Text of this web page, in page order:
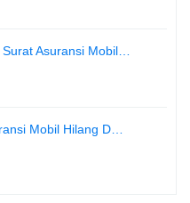
Asuransi Mobil…
Mobil Hilang D…